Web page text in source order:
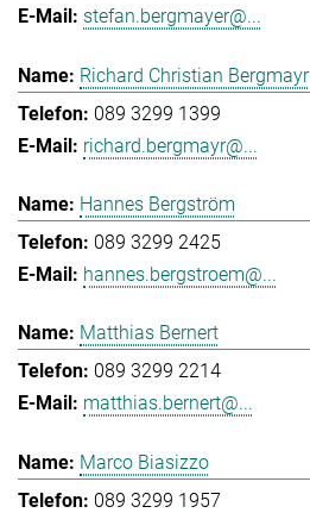
stefan.bergmayer@...
Richard Christian Bergmayr
089 3299 1399
richard.bergmayr@...
Hannes Bergström
089 3299 2425
hannes.bergstroem@...
Matthias Bernert
089 3299 2214
matthias.bernert@...
Marco Biasizzo
089 3299 1957